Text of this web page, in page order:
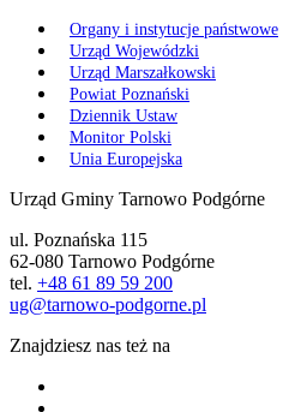
Organy i instytucje państwowe
Urząd Wojewódzki
Urząd Marszałkowski
Powiat Poznański
Dziennik Ustaw
Monitor Polski
Unia Europejska
Urząd Gminy Tarnowo Podgórne
ul. Poznańska 115
62-080 Tarnowo Podgórne
tel. +48 61 89 59 200
ug@tarnowo-podgorne.pl
Znajdziesz nas też na